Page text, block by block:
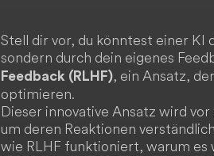
Stell dir vor, du könntest einer KI
sondern durch dein eigenes
Feedback (RLHF), ein Ansatz,
optimieren.
Dieser innovative Ansatz wird
um deren Reaktionen
wie RLHF funktioniert, warum